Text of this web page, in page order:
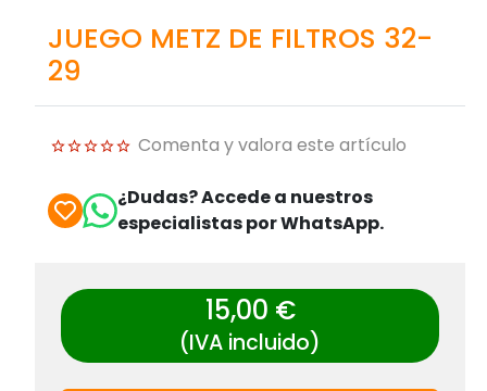
JUEGO METZ DE FILTROS 32-
29
Comenta y valora este artículo
¿Dudas? Accede a nuestros
especialistas por WhatsApp.
15,00 €
(IVA incluido)